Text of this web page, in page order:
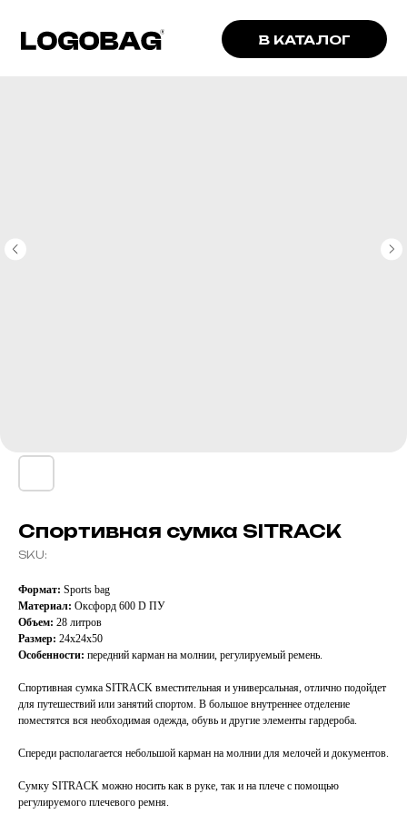
В КАТАЛОГ
Спортивная сумка SITRACK
SKU:
Формат: Sports bag
Материал: Оксфорд 600 D ПУ
Объем: 28 литров
Размер: 24x24x50
Особенности: передний карман на молнии, регулируемый ремень.
Спортивная сумка SITRACK вместительная и универсальная, отлично подойдет
для путешествий или занятий спортом. В большое внутреннее отделение
поместятся вся необходимая одежда, обувь и другие элементы гардероба.
Спереди располагается небольшой карман на молнии для мелочей и документов.
Сумку SITRACK можно носить как в руке, так и на плече с помощью
регулируемого плечевого ремня.